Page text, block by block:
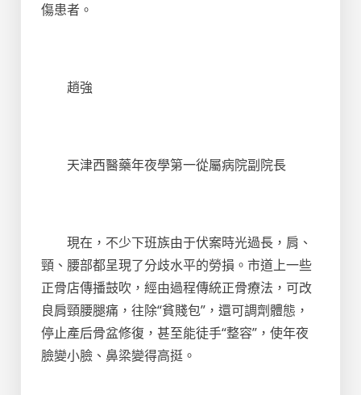
傷患者。
趙強
天津西醫藥年夜學第一從屬病院副院長
現在，不少下班族由于伏案時光過長，肩、
頸、腰部都呈現了分歧水平的勞損。市道上一些
正骨店傳播鼓吹，經由過程傳統正骨療法，可改
良肩頸腰腿痛，往除“貧賤包”，還可調劑體態，
停止產后骨盆修復，甚至能徒手“整容”，使年夜
臉變小臉、鼻梁變得高挺。